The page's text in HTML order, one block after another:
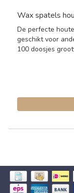
Wax spatels
De perfecte
geschikt voor
100 doosjes